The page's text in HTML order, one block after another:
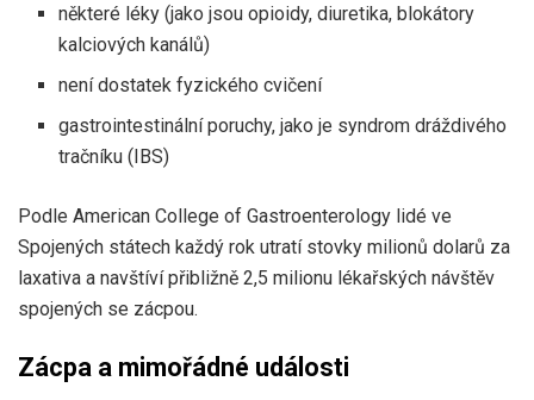
některé léky (jako jsou opioidy, diuretika, blokátory
kalciových kanálů)
není dostatek fyzického cvičení
gastrointestinální poruchy, jako je syndrom dráždivého
tračníku (IBS)
Podle American College of Gastroenterology lidé ve
Spojených státech každý rok utratí stovky milionů dolarů za
laxativa a navštíví přibližně 2,5 milionu lékařských návštěv
spojených se zácpou.
Zácpa a mimořádné události